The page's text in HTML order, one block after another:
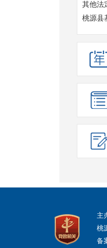
其他法
桃源县
主
桃
备